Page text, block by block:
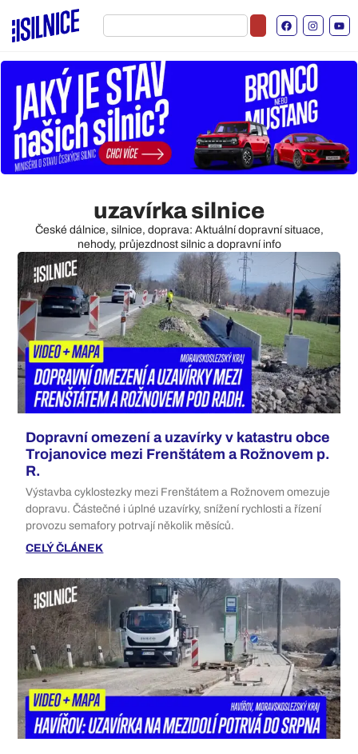
uzavírka silnice
České dálnice, silnice, doprava: Aktuální dopravní situace,
nehody, průjezdnost silnic a dopravní info
Dopravní omezení a uzavírky v katastru obce
Trojanovice mezi Frenštátem a Rožnovem p.
R.
Výstavba cyklostezky mezi Frenštátem a Rožnovem omezuje
dopravu. Částečné i úplné uzavírky, snížení rychlosti a řízení
provozu semafory potrvají několik měsíců.
CELÝ ČLÁNEK